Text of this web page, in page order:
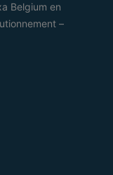
Belgium en
–